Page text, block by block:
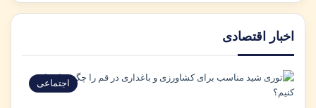
اخبار اقتصادی
اجتماعی